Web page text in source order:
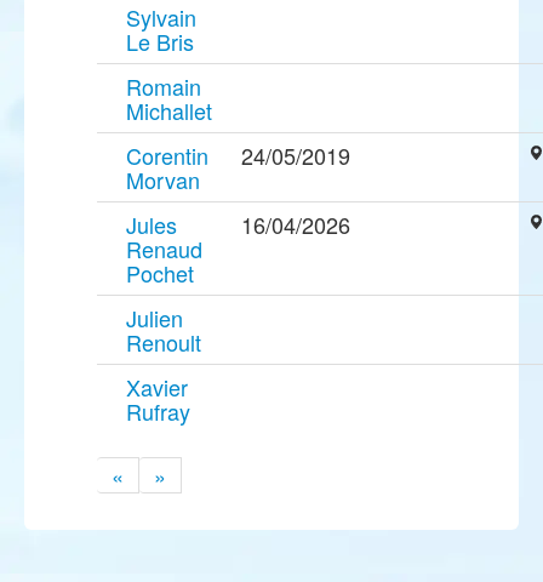
Sylvain
Le Bris
Romain
Michallet
Corentin
Morvan
24/05/2019
Jules
Renaud
Pochet
16/04/2026
Julien
Renoult
Xavier
Rufray
« »